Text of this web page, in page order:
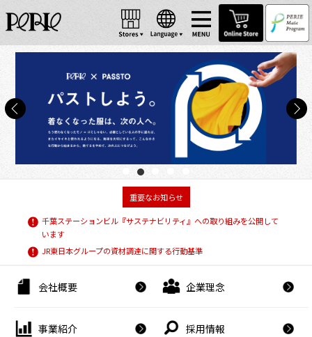
重要なお知らせ
千葉ステーションビル『サステナビリティ』への取り組みを公開して
います
JR東日本グループの資材調達に関する行動基準
会社概要 企業理念
事業紹介 採用情報